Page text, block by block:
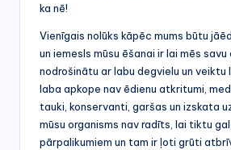
ka nē!
Vienīgais nolūks kāpēc mums būtu
un iemesls mūsu ēšanai ir lai mēs savu
nodrošinātu ar labu degvielu un veiktu
laba apkope nav ēdienu atkritumi,
tauki, konservanti, garšas un izskata
mūsu organisms nav radīts, lai tiktu
pārpalikumiem un tam ir ļoti grūti